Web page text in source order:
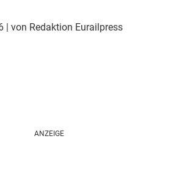
| von Redaktion Eurailpress